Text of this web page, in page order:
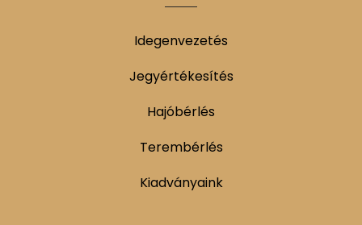
Idegenvezetés
Jegyértékesítés
Hajóbérlés
Terembérlés
Kiadványaink